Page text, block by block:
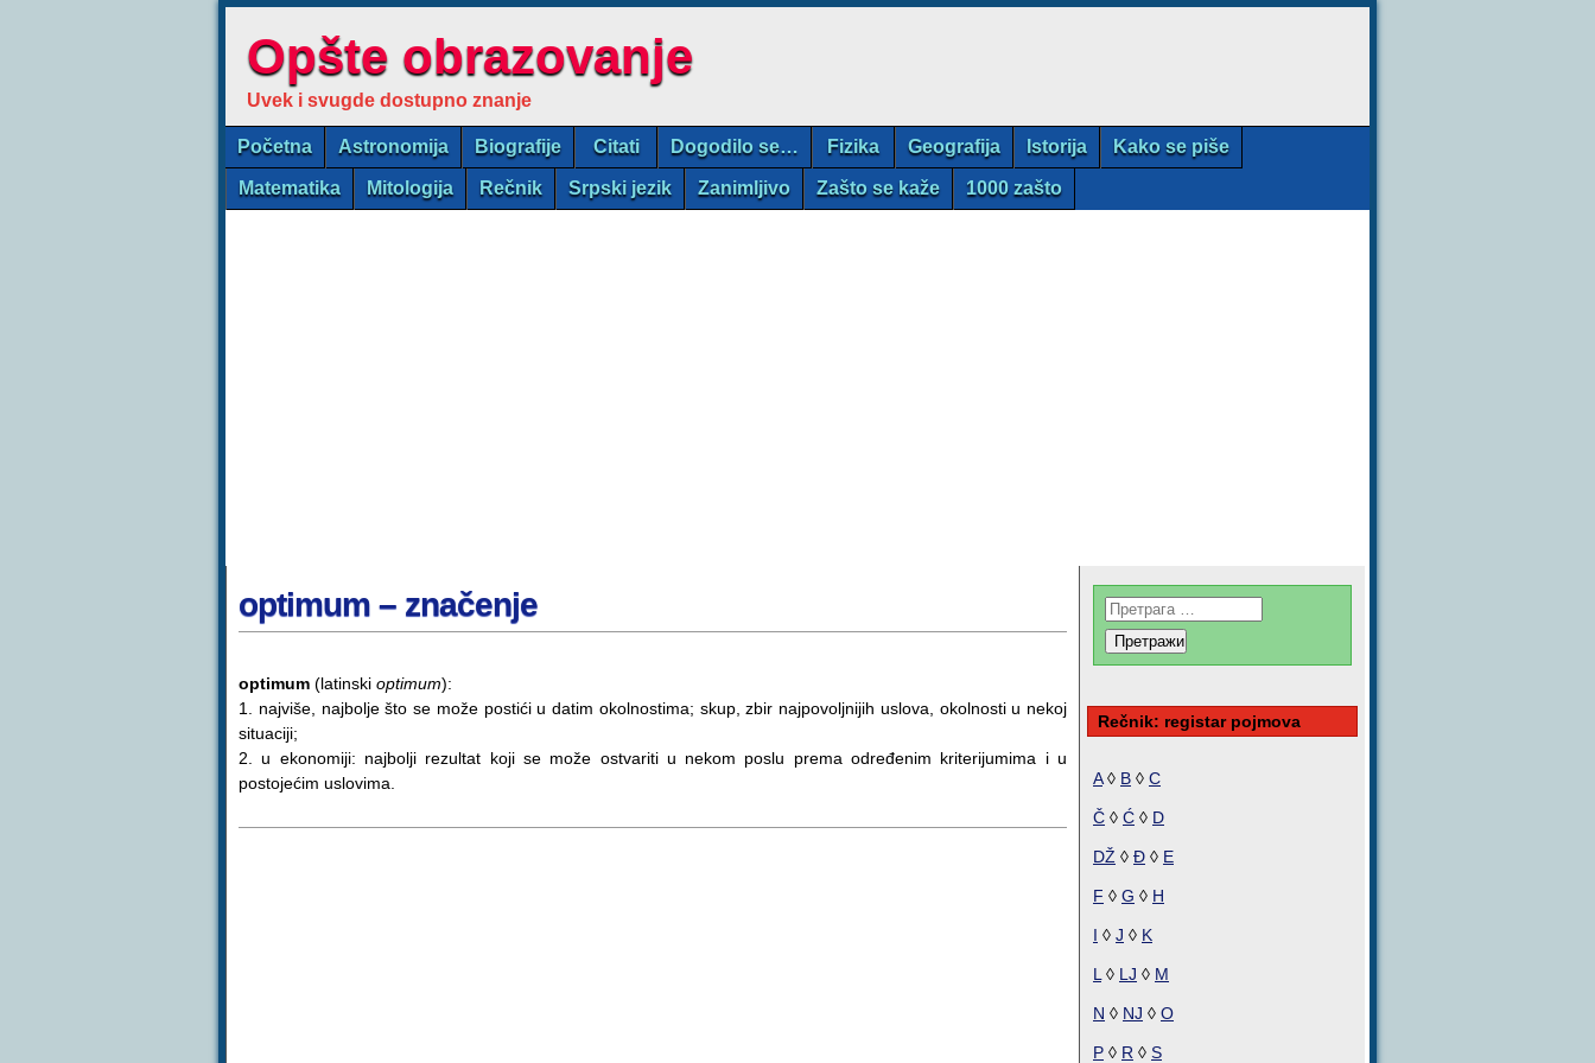
Opšte obrazovanje
Uvek i svugde dostupno znanje
Početna Astronomija Biografije Citati Dogodilo se… Fizika Geografija Istorija Kako se piše
Matematika Mitologija Rečnik Srpski jezik Zanimljivo Zašto se kaže 1000 zašto
optimum – značenje
optimum (latinski optimum):
1. najviše, najbolje što se može postići u datim okolnostima; skup, zbir najpovoljnijih uslova, okolnosti u nekoj
situaciji;
2. u ekonomiji: najbolji rezultat koji se može ostvariti u nekom poslu prema određenim kriterijumima i u
postojećim uslovima.
Rečnik: registar pojmova
A◊ B ◊ C
Č ◊ Ć ◊ D
DŽ ◊ Đ ◊ E
F ◊ G ◊ H
I ◊ J ◊ K
L ◊ LJ ◊ M
N ◊ NJ ◊ O
P ◊ R ◊ S